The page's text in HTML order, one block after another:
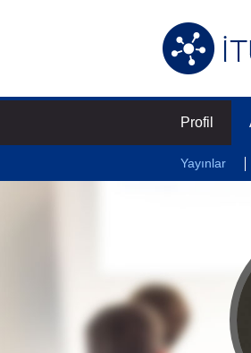
Profil
Yayınlar